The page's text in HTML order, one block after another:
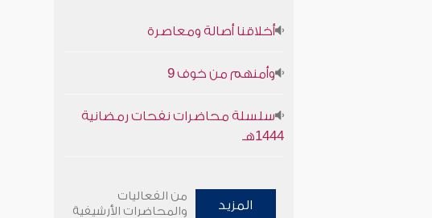
1444هـ
وأمنهم من خوف 9
المزيد
من الفعاليات
والمحاضرات الأرشيفية